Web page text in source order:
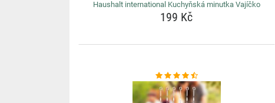
Haushalt international Kuchyňská minutka Vajíčko
199 Kč